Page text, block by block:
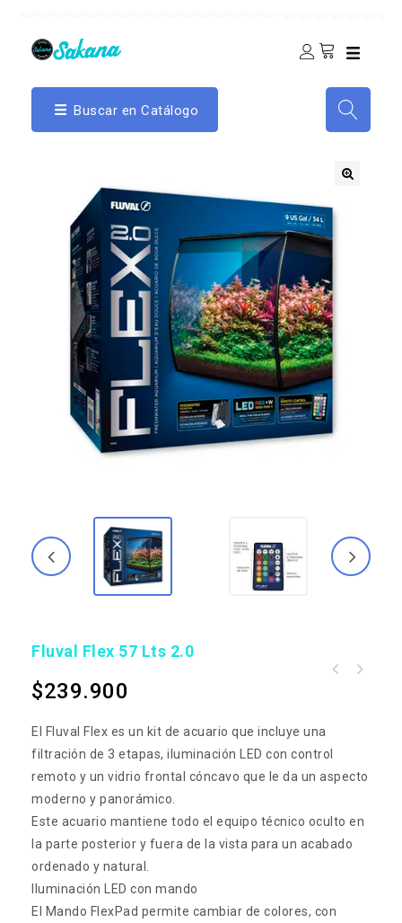
Buscar en Catálogo
Fluval Flex 57 Lts 2.0
$239.900
El Fluval Flex es un kit de acuario que incluye una
filtración de 3 etapas, iluminación LED con control
remoto y un vidrio frontal cóncavo que le da un aspecto
moderno y panorámico.
Este acuario mantiene todo el equipo técnico oculto en
la parte posterior y fuera de la vista para un acabado
ordenado y natural.
Iluminación LED con mando
El Mando FlexPad permite cambiar de colores, con